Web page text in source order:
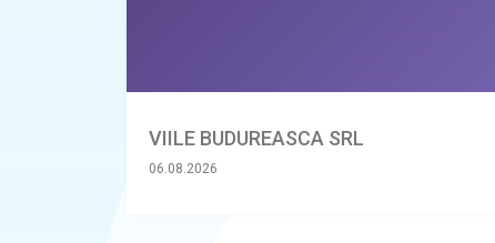
VIILE BUDUREASCA SRL
06.08.2026